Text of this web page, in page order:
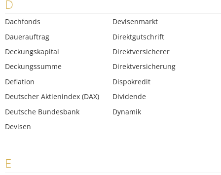
D
Dachfonds
Dauerauftrag
Deckungskapital
Deckungssumme
Deflation
Deutscher Aktienindex (DAX)
Deutsche Bundesbank
Devisen
Devisenmarkt
Direktgutschrift
Direktversicherer
Direktversicherung
Dispokredit
Dividende
Dynamik
E